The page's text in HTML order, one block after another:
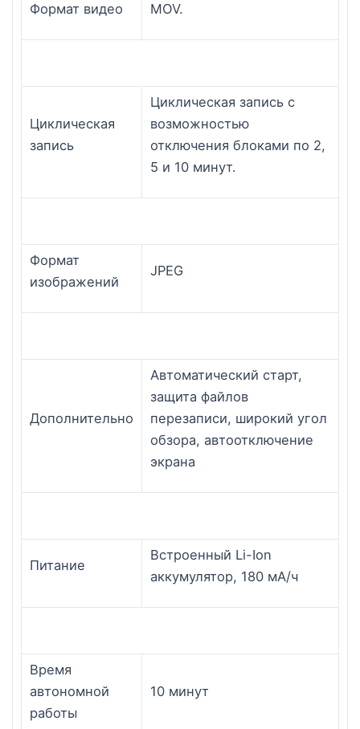
Формат видео MOV.
Циклическая
запись
Циклическая запись с
возможностью
отключения блоками по 2,
5 и 10 минут.
Формат
изображений
JPEG
Дополнительно
Автоматический старт,
защита файлов
перезаписи, широкий угол
обзора, автоотключение
экрана
Питание
Встроенный Li-Ion
аккумулятор, 180 мА/ч
Время
автономной
работы
10 минут